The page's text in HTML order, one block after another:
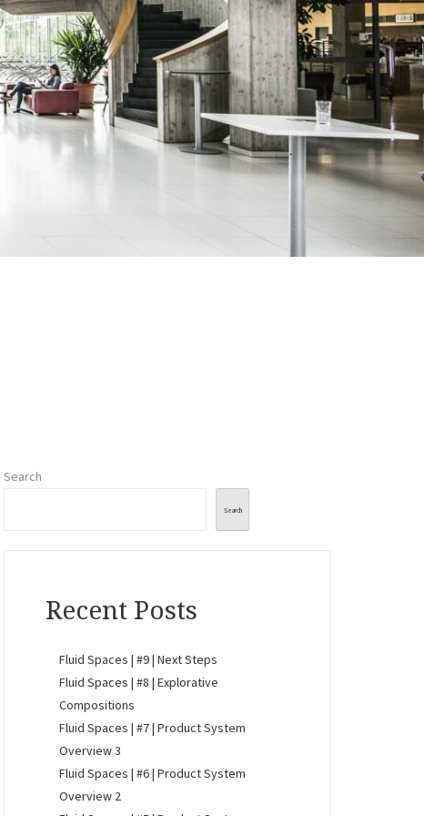
Search
Search
Recent Posts
Fluid Spaces | #9 | Next Steps
Fluid Spaces | #8 | Explorative
Compositions
Fluid Spaces | #7 | Product System
Overview 3
Fluid Spaces | #6 | Product System
Overview 2